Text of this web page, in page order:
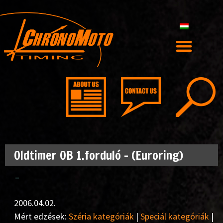
Oldtimer OB 1.forduló – (Euroring)
–
2006.04.02.
Mért edzések: Széria kategóriák | Speciál kategóriák |